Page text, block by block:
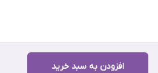
افزودن به سبد خرید